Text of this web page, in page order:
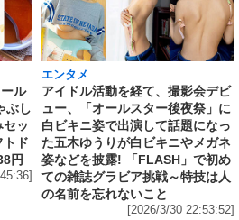
ル
ぶし
セッ
トド
円
エンタメ
アイドル活動を経て、撮影会デビ
ュー、「オールスター後夜祭」に
白ビキニ姿で出演して話題になっ
た五木ゆうりが白ビキニやメガネ
姿などを披露! 「FLASH」で初め
ての雑誌グラビア挑戦～特技は人
の名前を忘れないこと
[2026/3/30 22:53:52]